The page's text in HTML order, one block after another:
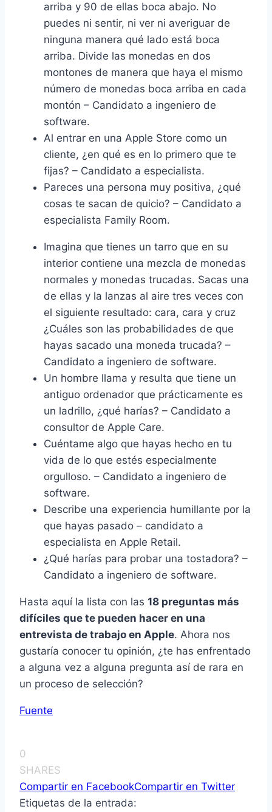
arriba y 90 de ellas boca abajo. No
puedes ni sentir, ni ver ni averiguar de
ninguna manera qué lado está boca
arriba. Divide las monedas en dos
montones de manera que haya el mismo
número de monedas boca arriba en cada
montón – Candidato a ingeniero de
software.
Al entrar en una Apple Store como un
cliente, ¿en qué es en lo primero que te
fijas? – Candidato a especialista.
Pareces una persona muy positiva, ¿qué
cosas te sacan de quicio? – Candidato a
especialista Family Room.
Imagina que tienes un tarro que en su
interior contiene una mezcla de monedas
normales y monedas trucadas. Sacas una
de ellas y la lanzas al aire tres veces con
el siguiente resultado: cara, cara y cruz
¿Cuáles son las probabilidades de que
hayas sacado una moneda trucada? –
Candidato a ingeniero de software.
Un hombre llama y resulta que tiene un
antiguo ordenador que prácticamente es
un ladrillo, ¿qué harías? – Candidato a
consultor de Apple Care.
Cuéntame algo que hayas hecho en tu
vida de lo que estés especialmente
orgulloso. – Candidato a ingeniero de
software.
Describe una experiencia humillante por la
que hayas pasado – candidato a
especialista en Apple Retail.
¿Qué harías para probar una tostadora? –
Candidato a ingeniero de software.
Hasta aquí la lista con las 18 preguntas más
difíciles que te pueden hacer en una
entrevista de trabajo en Apple. Ahora nos
gustaría conocer tu opinión, ¿te has enfrentado
a alguna vez a alguna pregunta así de rara en
un proceso de selección?
Fuente
0
SHARES
Compartir en FacebookCompartir en Twitter
Etiquetas de la entrada: